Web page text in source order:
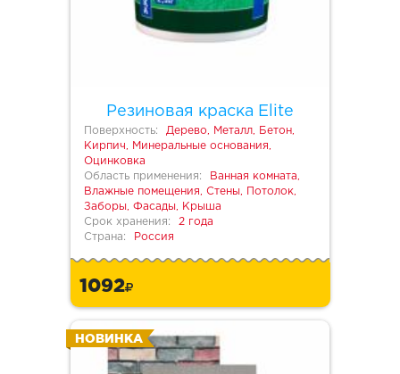
Резиновая краска Elite
Поверхность:
Дерево, Металл, Бетон,
Кирпич, Минеральные основания,
Оцинковка
Область применения:
Ванная комната,
Влажные помещения, Стены, Потолок,
Заборы, Фасады, Крыша
Срок хранения:
2 года
Страна:
Россия
1092
НОВИНКА